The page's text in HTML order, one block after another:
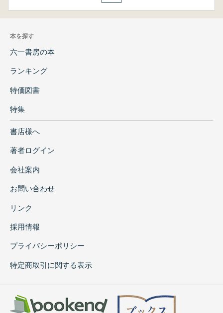
本を探す
六一書房の本
ランキング
特価図書
特集
書店様へ
著者ログイン
会社案内
お問い合わせ
リンク
採用情報
プライバシーポリシー
特定商取引に関する表示